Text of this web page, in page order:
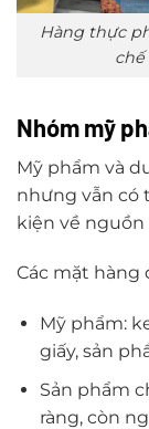
Hàng thực
chế
Nhóm mỹ
Mỹ phẩm và
nhưng vẫn có
kiện về nguồn
Các mặt hàng
Mỹ phẩm:
giấy, sản
Sản phẩm
ràng, còn